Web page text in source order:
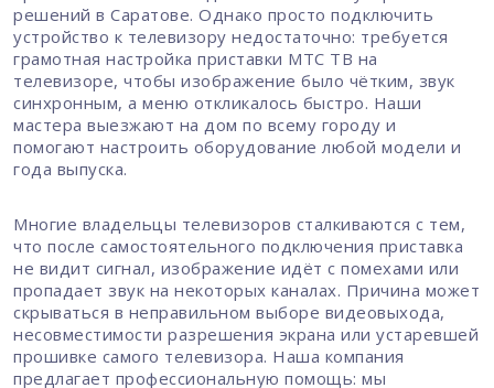
решений в Саратове. Однако просто подключить
устройство к телевизору недостаточно: требуется
грамотная настройка приставки МТС ТВ на
телевизоре, чтобы изображение было чётким, звук
синхронным, а меню откликалось быстро. Наши
мастера выезжают на дом по всему городу и
помогают настроить оборудование любой модели и
года выпуска.
Многие владельцы телевизоров сталкиваются с тем,
что после самостоятельного подключения приставка
не видит сигнал, изображение идёт с помехами или
пропадает звук на некоторых каналах. Причина может
скрываться в неправильном выборе видеовыхода,
несовместимости разрешения экрана или устаревшей
прошивке самого телевизора. Наша компания
предлагает профессиональную помощь: мы